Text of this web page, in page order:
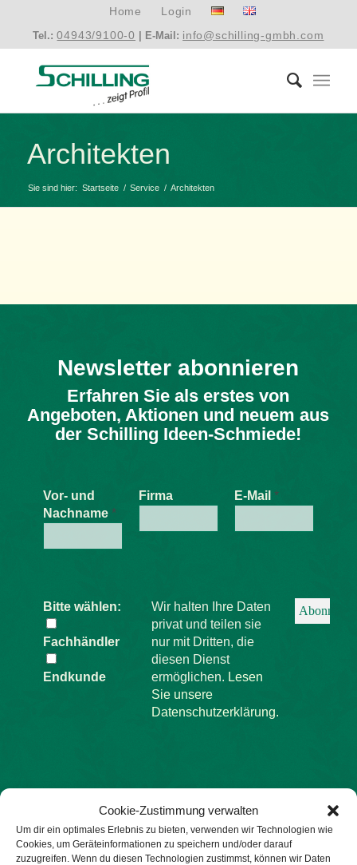
Cookie-Zustimmung verwalten
Um dir ein optimales Erlebnis zu bieten, verwenden wir Technologien wie
Cookies, um Geräteinformationen zu speichern und/oder darauf
zuzugreifen. Wenn du diesen Technologien zustimmst, können wir Daten
Home Login
Tel.:04943/9100-0 | E-Mail: info@schilling-gmbh.com
Architekten
Sie sind hier: Startseite / Service / Architekten
Newsletter abonnieren
Erfahren Sie als erstes von
Angeboten, Aktionen und neuem aus
der Schilling Ideen-Schmiede!
Vor- und
Nachname *
Firma E-Mail*
Bitte wählen:
Fachhändler
Endkunde
Wir halten Ihre Daten
privat und teilen sie
nur mit Dritten, die
diesen Dienst
ermöglichen. Lesen
Sie unsere
Datenschutzerklärung.